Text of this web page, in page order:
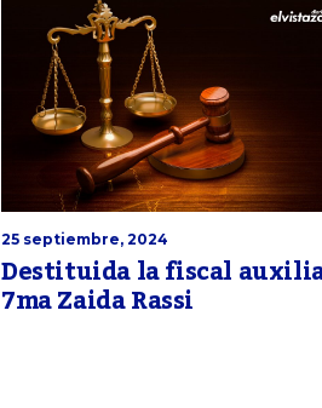
25 septiembre, 2024
Destituida la fiscal
7ma Zaida Rassi